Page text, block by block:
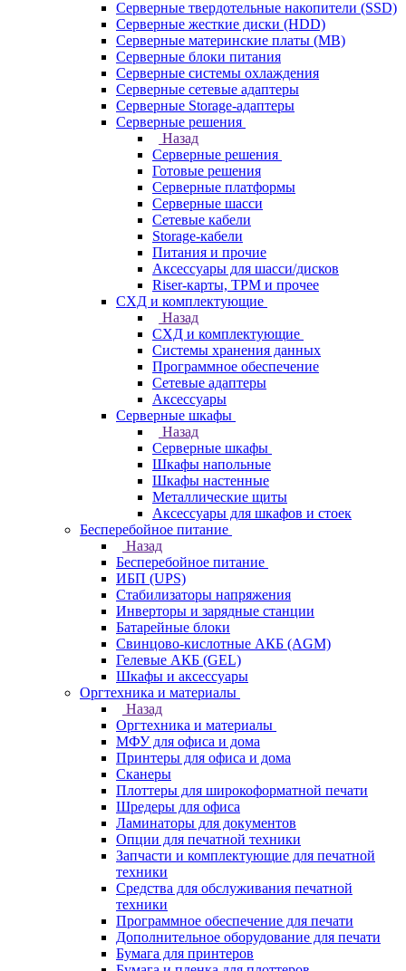
Серверные твердотельные накопители (SSD)
Серверные жесткие диски (HDD)
Серверные материнские платы (MB)
Серверные блоки питания
Серверные системы охлаждения
Серверные сетевые адаптеры
Серверные Storage-адаптеры
Серверные решения
Назад
Серверные решения
Готовые решения
Серверные платформы
Серверные шасси
Сетевые кабели
Storage-кабели
Питания и прочие
Аксессуары для шасси/дисков
Riser-карты, TPM и прочее
СХД и комплектующие
Назад
СХД и комплектующие
Системы хранения данных
Программное обеспечение
Сетевые адаптеры
Аксессуары
Серверные шкафы
Назад
Серверные шкафы
Шкафы напольные
Шкафы настенные
Металлические щиты
Аксессуары для шкафов и стоек
Бесперебойное питание
Назад
Бесперебойное питание
ИБП (UPS)
Стабилизаторы напряжения
Инверторы и зарядные станции
Батарейные блоки
Свинцово-кислотные АКБ (AGM)
Гелевые АКБ (GEL)
Шкафы и аксессуары
Оргтехника и материалы
Назад
Оргтехника и материалы
МФУ для офиса и дома
Принтеры для офиса и дома
Сканеры
Плоттеры для широкоформатной печати
Шредеры для офиса
Ламинаторы для документов
Опции для печатной техники
Запчасти и комплектующие для печатной
техники
Средства для обслуживания печатной
техники
Программное обеспечение для печати
Дополнительное оборудование для печати
Бумага для принтеров